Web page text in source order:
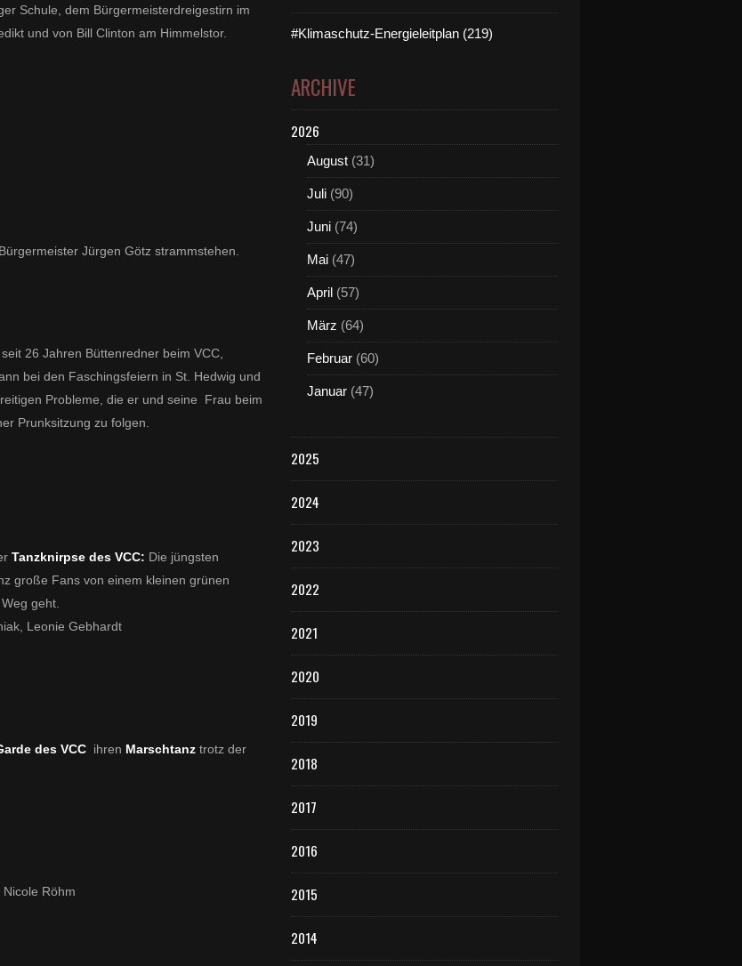
Schule, dem Bürgermeisterdreigestirn im
und von Bill Clinton am Himmelstor.
Jürgen Götz strammstehen.
seit 26 Jahren Büttenredner beim VCC,
bei den Faschingsfeiern in St. Hedwig und
Probleme, die er und seine Frau beim
Prunksitzung zu folgen.
Tanzknirpse des VCC: Die jüngsten
große Fans von einem kleinen grünen
geht.
Leonie Gebhardt
des VCC ihren Marschtanz trotz der
Röhm
#Klimaschutz-Energieleitplan (219)
ARCHIVE
2026
August (31)
Juli (90)
Juni (74)
Mai (47)
April (57)
März (64)
Februar (60)
Januar (47)
2025
2024
2023
2022
2021
2020
2019
2018
2017
2016
2015
2014